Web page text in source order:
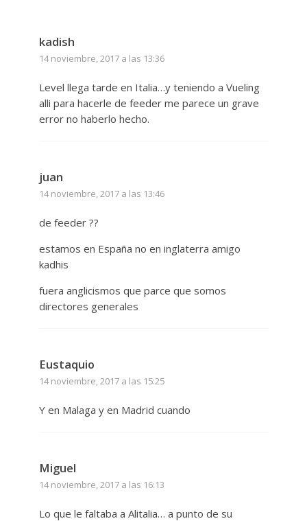
kadish
14 noviembre, 2017 a las 13:36
Level llega tarde en Italia…y teniendo a Vueling
alli para hacerle de feeder me parece un grave
error no haberlo hecho.
juan
14 noviembre, 2017 a las 13:46
de feeder ??
estamos en España no en inglaterra amigo
kadhis
fuera anglicismos que parce que somos
directores generales
Eustaquio
14 noviembre, 2017 a las 15:25
Y en Malaga y en Madrid cuando
Miguel
14 noviembre, 2017 a las 16:13
Lo que le faltaba a Alitalia… a punto de su